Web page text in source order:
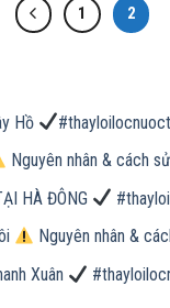
1 2
Hồ
Nguyên nhân & cách
HÀ ĐÔNG
Nguyên nhân &
Xuân